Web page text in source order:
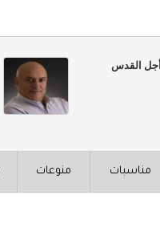
القدس
مناسبات منوعات